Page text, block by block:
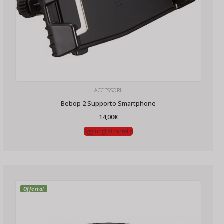
ACCESSORI
Bebop 2 Supporto Smartphone
14,00€
Aggiungi al carrello
Offerta!